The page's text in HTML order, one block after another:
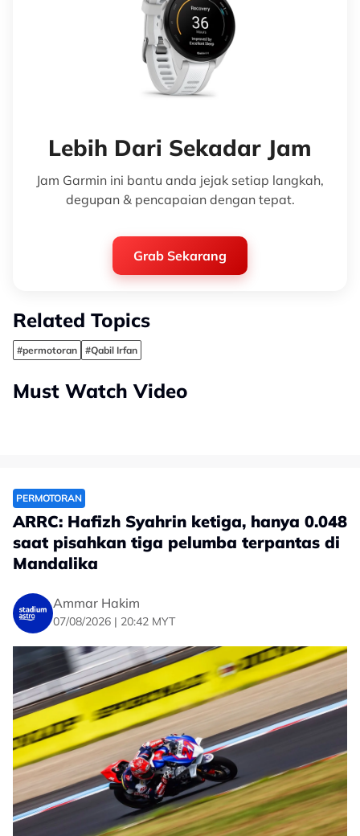
Lebih Dari Sekadar Jam
Jam Garmin ini bantu anda jejak setiap langkah,
degupan & pencapaian dengan tepat.
Grab Sekarang
Related Topics
#permotoran #Qabil Irfan
Must Watch Video
PERMOTORAN
ARRC: Hafizh Syahrin ketiga, hanya 0.048
saat pisahkan tiga pelumba terpantas di
Mandalika
Ammar Hakim
07/08/2026 | 20:42 MYT